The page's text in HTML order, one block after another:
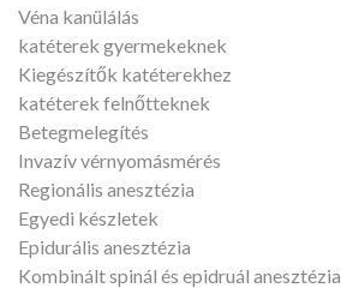
Véna kanülálás
katéterek gyermekeknek
Kiegészítők katéterekhez
katéterek felnőtteknek
Betegmelegítés
Invazív vérnyomásmérés
Regionális anesztézia
Egyedi készletek
Epidurális anesztézia
Kombinált spinál és epidruál anesztézia